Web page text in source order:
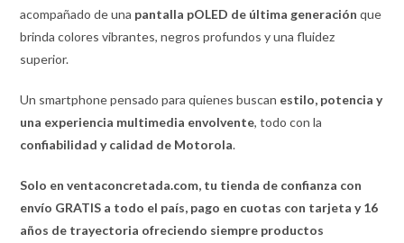
acompañado de una pantalla pOLED de última generación que
brinda colores vibrantes, negros profundos y una fluidez
superior.
Un smartphone pensado para quienes buscan estilo, potencia y
una experiencia multimedia envolvente, todo con la
confiabilidad y calidad de Motorola.
Solo en ventaconcretada.com, tu tienda de confianza con
envío GRATIS a todo el país, pago en cuotas con tarjeta y 16
años de trayectoria ofreciendo siempre productos